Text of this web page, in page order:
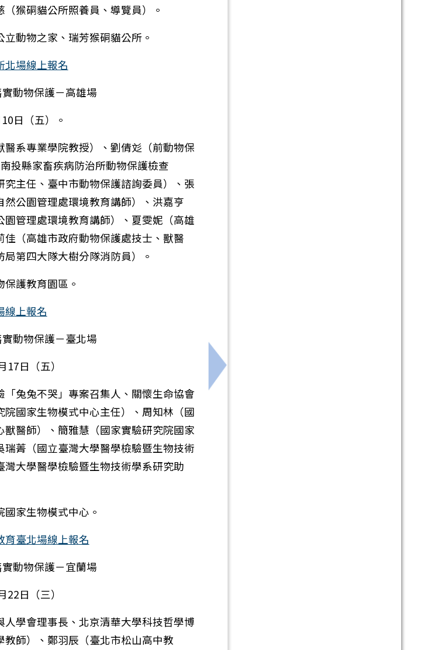
中學辦理之「技職特色宣導說明會」，請參閱
猴硐貓公所照養員、導覽員）。
動物之家、瑞芳猴硐貓公所。
北場線上報名
動物保護－高雄場
日（五）。
醫系專業學院教授）、劉倩彣（前動物保
投縣家畜疾病防治所動物保護檢查
主任、臺中市動物保護諮詢委員）、張
公園管理處環境教育講師）、洪嘉亨
園管理處環境教育講師）、夏雯妮（高雄
（高雄市政府動物保護處技士、獸醫
第四大隊大樹分隊消防員）。
護教育園區。
線上報名
動物保護－臺北場
日（五）
「兔兔不哭」專案召集人、關懷生命協會
國家生物模式中心主任）、周知林（國
醫師）、簡雅慧（國家實驗研究院國家
菁（國立臺灣大學醫學檢驗暨生物技術
大學醫學檢驗暨生物技術學系研究助
家生物模式中心。
育臺北場線上報名
動物保護－宜蘭場
日（三）
人學會理事長、北京清華大學科技哲學博
師）、鄭羽辰（臺北市松山高中教
下一筆：轉知轉知國立臺北教育大學辦理